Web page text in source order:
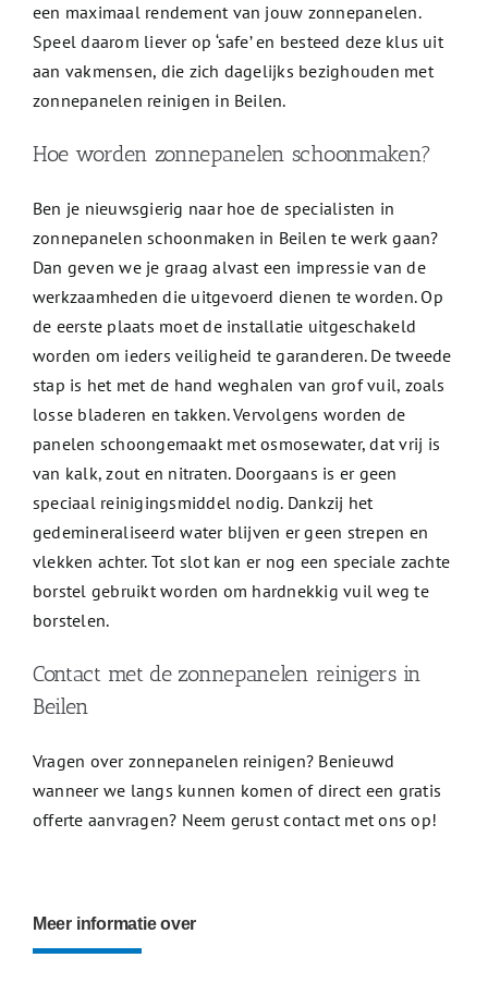
een maximaal rendement van jouw zonnepanelen.
Speel daarom liever op ‘safe’ en besteed deze klus uit
aan vakmensen, die zich dagelijks bezighouden met
zonnepanelen reinigen in Beilen.
Hoe worden zonnepanelen schoonmaken?
Ben je nieuwsgierig naar hoe de specialisten in
zonnepanelen schoonmaken in Beilen te werk gaan?
Dan geven we je graag alvast een impressie van de
werkzaamheden die uitgevoerd dienen te worden. Op
de eerste plaats moet de installatie uitgeschakeld
worden om ieders veiligheid te garanderen. De tweede
stap is het met de hand weghalen van grof vuil, zoals
losse bladeren en takken. Vervolgens worden de
panelen schoongemaakt met osmosewater, dat vrij is
van kalk, zout en nitraten. Doorgaans is er geen
speciaal reinigingsmiddel nodig. Dankzij het
gedemineraliseerd water blijven er geen strepen en
vlekken achter. Tot slot kan er nog een speciale zachte
borstel gebruikt worden om hardnekkig vuil weg te
borstelen.
Contact met de zonnepanelen reinigers in
Beilen
Vragen over zonnepanelen reinigen? Benieuwd
wanneer we langs kunnen komen of direct een gratis
offerte aanvragen? Neem gerust contact met ons op!
Meer informatie over